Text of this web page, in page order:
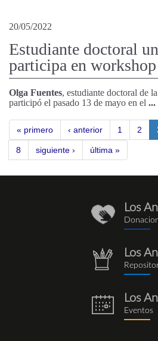
20/05/2022
Estudiante doctoral
participa en
Olga Fuentes, estudiante doctoral de
participó el pasado 13 de mayo en el ...
« primero ‹ anterior 1 2
8 siguiente › última »
Los
Los
Los
Eventos